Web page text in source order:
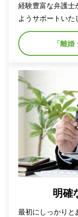
経験豊富な弁護士
ようサポートいた
「離
明確
最初にしっかりと